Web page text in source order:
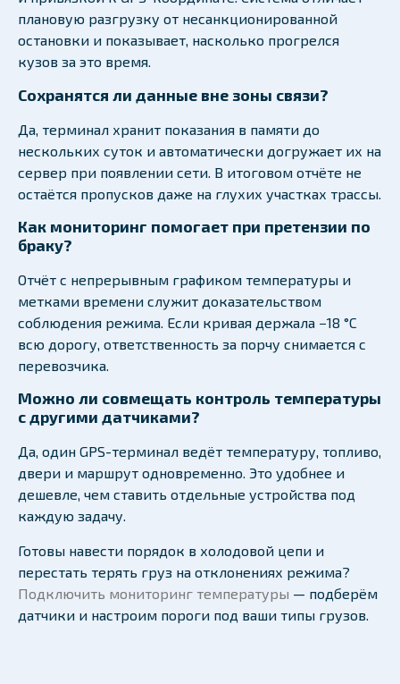
плановую разгрузку от несанкционированной
остановки и показывает, насколько прогрелся
кузов за это время.
Сохранятся ли данные вне зоны связи?
Да, терминал хранит показания в памяти до
нескольких суток и автоматически догружает их на
сервер при появлении сети. В итоговом отчёте не
остаётся пропусков даже на глухих участках трассы.
Как мониторинг помогает при претензии по
браку?
Отчёт с непрерывным графиком температуры и
метками времени служит доказательством
соблюдения режима. Если кривая держала −18 °C
всю дорогу, ответственность за порчу снимается с
перевозчика.
Можно ли совмещать контроль температуры
с другими датчиками?
Да, один GPS-терминал ведёт температуру, топливо,
двери и маршрут одновременно. Это удобнее и
дешевле, чем ставить отдельные устройства под
каждую задачу.
Готовы навести порядок в холодовой цепи и
перестать терять груз на отклонениях режима?
Подключить мониторинг температуры — подберём
датчики и настроим пороги под ваши типы грузов.